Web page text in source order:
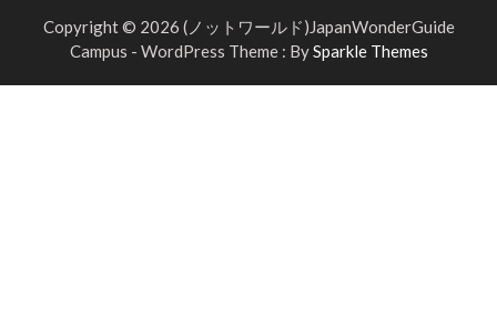
Copyright © 2026 (ノットワールド)JapanWonderGuide
Campus - WordPress Theme : BySparkle Themes